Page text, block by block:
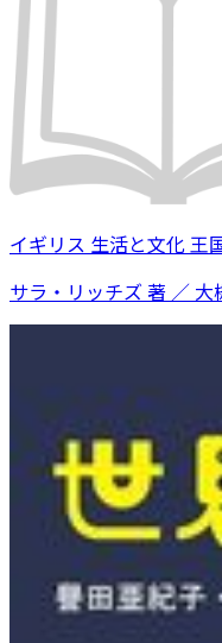
イギリス 生活と文化 王
サラ・リッチズ 著 ／ 大